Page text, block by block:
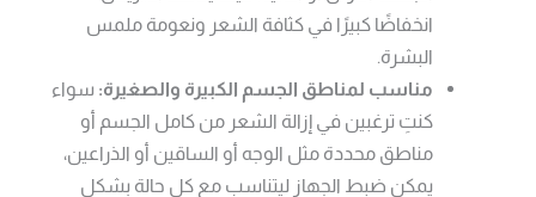
انخفاضًا كبيرًا في كثافة الشعر ونعومة ملمس
البشرة.
مناسب لمناطق الجسم الكبيرة والصغيرة: سواء
كنتِ ترغبين في إزالة الشعر من كامل الجسم أو
مناطق محددة مثل الوجه أو الساقين أو الذراعين،
يمكن ضبط الجهاز ليتناسب مع كل حالة بشكل